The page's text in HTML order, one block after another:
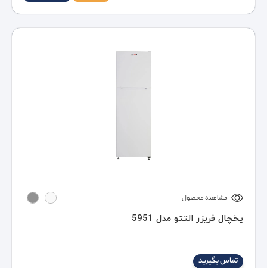
مشاهده محصول
یخچال فریزر التتو مدل 5951
تماس بگیرید